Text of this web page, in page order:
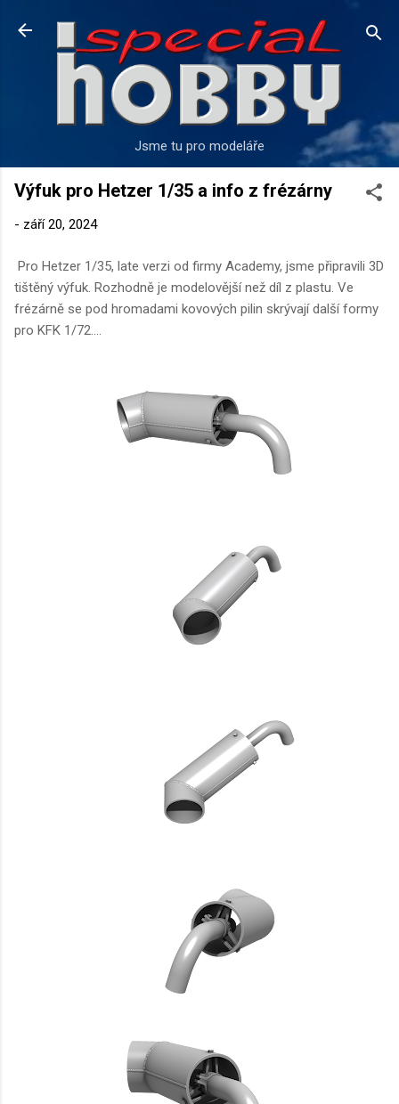
Přeskočit na hlavní obsah
Jsme tu pro modeláře
Výfuk pro Hetzer 1/35 a info z frézárny
- září 20, 2024
Pro Hetzer 1/35, late verzi od firmy Academy, jsme připravili 3D
tištěný výfuk. Rozhodně je modelovější než díl z plastu. Ve
frézárně se pod hromadami kovových pilin skrývají další formy
pro KFK 1/72....